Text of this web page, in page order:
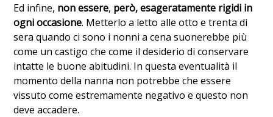
Ed infine, non essere, però, esageratamente rigidi in
ogni occasione. Metterlo a letto alle otto e trenta di
sera quando ci sono i nonni a cena suonerebbe più
come un castigo che come il desiderio di conservare
intatte le buone abitudini. In questa eventualità il
momento della nanna non potrebbe che essere
vissuto come estremamente negativo e questo non
deve accadere.